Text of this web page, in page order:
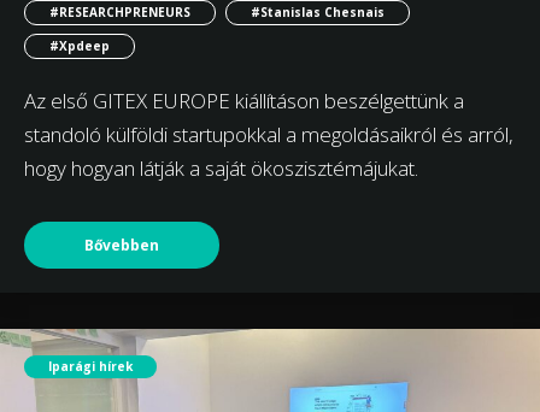
#RESEARCHPRENEURS
#Stanislas Chesnais
#Xpdeep
Az első GITEX EUROPE kiállításon beszélgettünk a
standoló külföldi startupokkal a megoldásaikról és arról,
hogy hogyan látják a saját ökoszisztémájukat.
Bővebben
Iparági hírek